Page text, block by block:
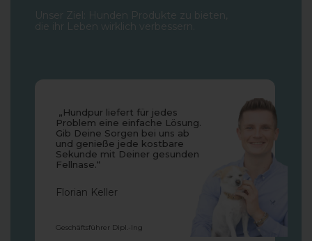
Unser Ziel: Hunden Produkte zu bieten,
die ihr Leben wirklich verbessern.
„Hundpur liefert für jedes
Problem eine einfache Lösung.
Gib Deine Sorgen bei uns ab
und genieße jede kostbare
Sekunde mit Deiner gesunden
Fellnase.“
Florian Keller
Geschäftsführer Dipl.-Ing